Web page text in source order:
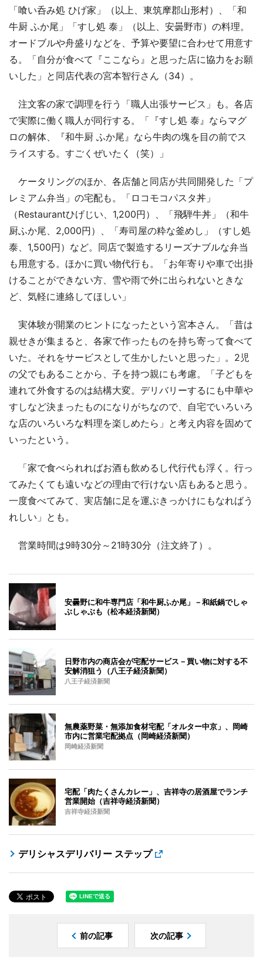
「喰い呑み処 ひげ家」（以上、東筑摩郡山形村）、「和
牛厨 ふか尾」「すし処 泰」（以上、安曇野市）の料理。
オードブルや舟盛りなどを、予算や要望に合わせて用意す
る。「自分が食べて『ここなら』と思った店に協力をお願
いした」と同店代表の宮本智行さん（34）。
注文客の家で調理を行う「職人出張サービス」も。各店
で実際に働く職人が同行する。「『すし処 泰』ならマグ
ロの解体、『和牛厨 ふか尾』なら牛肉の塊を目の前でス
ライスする。すごくぜいたく（笑）」
ケータリングのほか、各店舗と同店が共同開発した「プ
レミアム弁当」の宅配も。「ロコモコパスタ丼」
（Restaurantひげじい、1,200円）、「飛騨牛丼」（和牛
厨ふか尾、2,000円）、「寿司屋の粋な釜めし」（すし処
泰、1,500円）など。同店で製造するリーズナブルな弁当
も用意する。ほかに買い物代行も。「お年寄りや車で出掛
けることができない方、雪や雨で外に出られないときな
ど、気軽に連絡してほしい」
実体験が開業のヒントになったという宮本さん。「昔は
親せきが集まると、各家で作ったものを持ち寄って食べて
いた。それをサービスとして生かしたいと思った」。2児
の父でもあることから、子を持つ親にも考慮。「子どもを
連れて外食するのは結構大変。デリバリーするにも中華や
すしなど決まったものになりがちなので、自宅でいろいろ
な店のいろいろな料理を楽しめたら」と考え内容を固めて
いったという。
「家で食べられればお酒も飲めるし代行代も浮く。行っ
てみたくても遠いなどの理由で行けない店もあると思う。
一度食べてみて、実店舗に足を運ぶきっかけにもなればう
れしい」とも。
営業時間は9時30分～21時30分（注文終了）。
安曇野に和牛専門店「和牛厨ふか尾」－和紙鍋でしゃ
ぶしゃぶも（松本経済新聞）
日野市内の商店会が宅配サービス－買い物に対する不
安解消狙う（八王子経済新聞）
八王子経済新聞
無農薬野菜・無添加食材宅配「オルター中京」、岡崎
市内に営業宅配拠点（岡崎経済新聞）
岡崎経済新聞
宅配「肉たくさんカレー」、吉祥寺の居酒屋でランチ
営業開始（吉祥寺経済新聞）
吉祥寺経済新聞
デリシャスデリバリー ステップ
前の記事 次の記事